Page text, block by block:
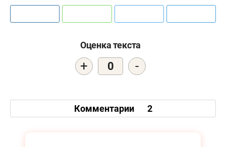
Оценка текста
+ 0 -
Комментарии 2